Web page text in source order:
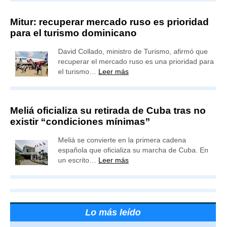
Mitur: recuperar mercado ruso es prioridad
para el turismo dominicano
David Collado, ministro de Turismo, afirmó que
recuperar el mercado ruso es una prioridad para
el turismo… Leer más
Meliá oficializa su retirada de Cuba tras no
existir “condiciones mínimas”
Meliá se convierte en la primera cadena
española que oficializa su marcha de Cuba. En
un escrito… Leer más
Lo más leído